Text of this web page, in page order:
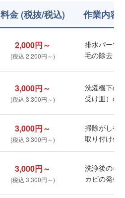
料金 (税抜/税込) 作業内容
2,000円～
(税込 2,200円～)
排水パーツ
毛の除去
3,000円～
(税込 3,300円～)
洗濯機下の
受け皿）の
3,000円～
(税込 3,300円～)
掃除がしや
取り付け作
3,000円～
(税込 3,300円～)
洗浄後のキ
カビの発生